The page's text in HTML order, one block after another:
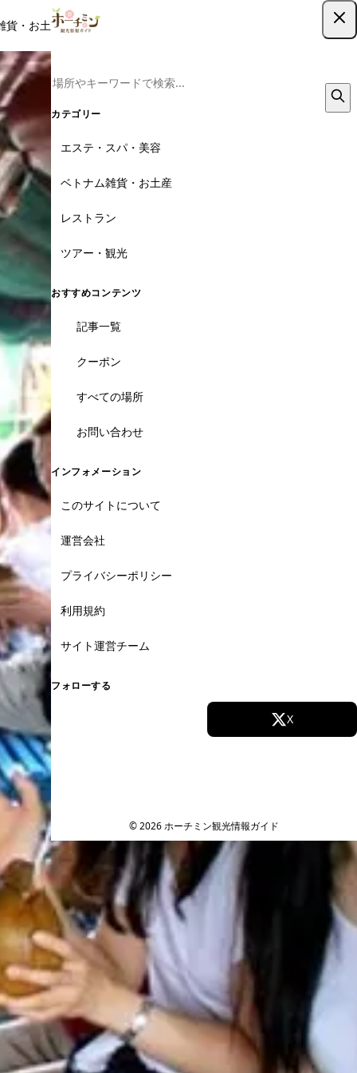
貨・お土産レストラン
カテゴリー
エステ・スパ・美容
ベトナム雑貨・お土産
レストラン
ツアー・観光
おすすめコンテンツ
記事一覧
クーポン
すべての場所
お問い合わせ
インフォメーション
このサイトについて
運営会社
プライバシーポリシー
利用規約
サイト運営チーム
フォローする
X
© 2026 ホーチミン観光情報ガイド